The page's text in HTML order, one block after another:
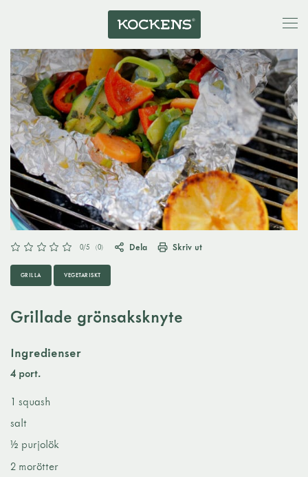
0/5 (0) Dela Skriv ut
GRILLA VEGETARISKT
Grillade grönsaksknyte
Ingredienser
4 port.
1 squash
salt
½ purjolök
2 morötter